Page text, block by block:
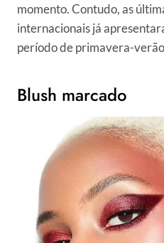
momento. Contudo, as
internacionais já
período de primavera-
Blush marcado